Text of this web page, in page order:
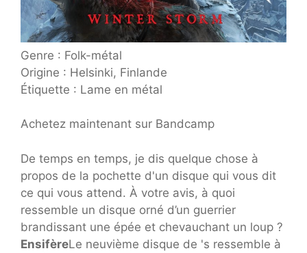
Genre : Folk-métal
Origine : Helsinki, Finlande
Étiquette : Lame en métal
Achetez maintenant sur Bandcamp
De temps en temps, je dis quelque chose à
propos de la pochette d'un disque qui vous dit
ce qui vous attend. À votre avis, à quoi
ressemble un disque orné d’un guerrier
brandissant une épée et chevauchant un loup ?
EnsifèreLe neuvième disque de 's ressemble à